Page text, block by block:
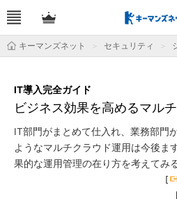
キーマンズネット セキュリティ
ビジネス効果を高めるマル
IT導入完全ガイド
IT部門がまとめて仕入れ、業務部門
ようなマルチクラウド運用は今後ま
果的な運用管理の在り方を考えてみる
[